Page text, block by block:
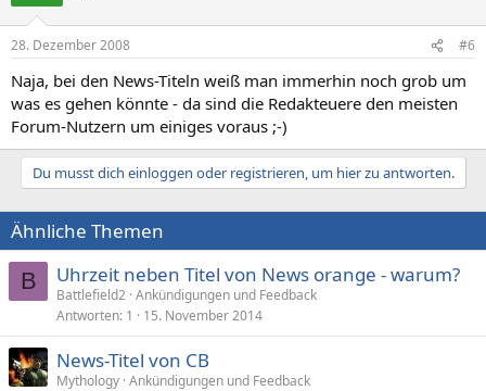
28. Dezember 2008 #6
Naja, bei den News-Titeln weiß man immerhin noch grob um
was es gehen könnte - da sind die Redakteuere den meisten
Forum-Nutzern um einiges voraus ;-)
Du musst dich einloggen oder registrieren, um hier zu antworten.
Ähnliche Themen
B Uhrzeit neben Titel von News orange - warum?
Battlefield2 Ankündigungen und Feedback
Antworten 1 15. November 2014
News-Titel von CB
Mythology Ankündigungen und Feedback